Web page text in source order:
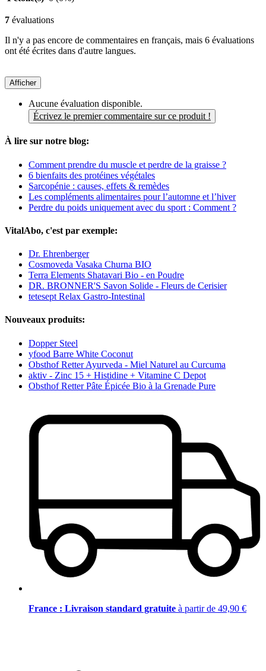
7 évaluations
Il n'y a pas encore de commentaires en français, mais 6 évaluations
ont été écrites dans d'autre langues.
Afficher
Aucune évaluation disponible.
Écrivez le premier commentaire sur ce produit !
À lire sur notre blog:
Comment prendre du muscle et perdre de la graisse ?
6 bienfaits des protéines végétales
Sarcopénie : causes, effets & remèdes
Les compléments alimentaires pour l’automne et l’hiver
Perdre du poids uniquement avec du sport : Comment ?
VitalAbo, c'est par exemple:
Dr. Ehrenberger
Cosmoveda Vasaka Churna BIO
Terra Elements Shatavari Bio - en Poudre
DR. BRONNER'S Savon Solide - Fleurs de Cerisier
tetesept Relax Gastro-Intestinal
Nouveaux produits:
Dopper Steel
yfood Barre White Coconut
Obsthof Retter Ayurveda - Miel Naturel au Curcuma
aktiv - Zinc 15 + Histidine + Vitamine C Depot
Obsthof Retter Pâte Épicée Bio à la Grenade Pure
France : Livraison standard gratuite à partir de 49,90 €